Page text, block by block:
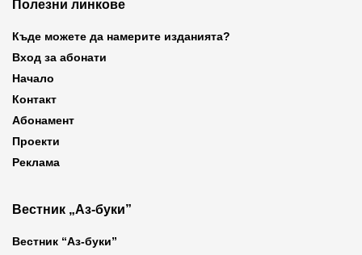
Полезни линкове
Къде можете да намерите изданията?
Вход за абонати
Начало
Контакт
Абонамент
Проекти
Реклама
Вестник „Аз-буки”
Вестник “Аз-буки”